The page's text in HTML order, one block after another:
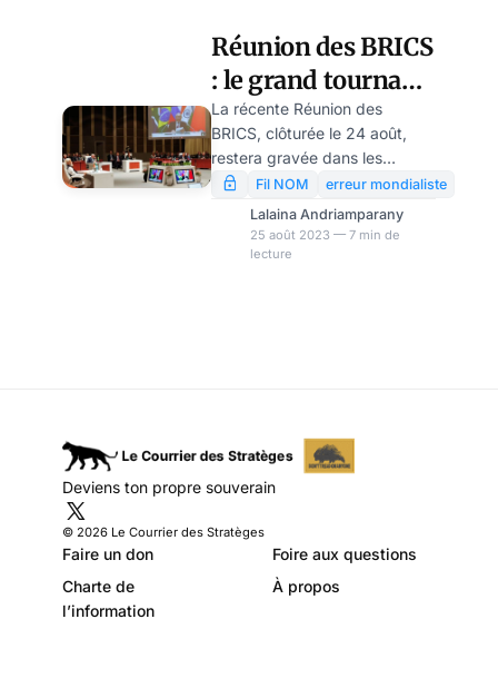
Réunion des BRICS
: le grand tournant,
par Jean
Goychman
La récente Réunion des
BRICS, clôturée le 24 août,
restera gravée dans les
annales. Prévue depuis
longtemps, cette conférence
annuelle, désormais
traditionnelle, se distingue
Fil NOM
erreur mondialiste
Lalaina Andriamparany
25 août 2023 — 7 min de
lecture
Deviens ton propre souverain
© 2026 Le Courrier des Stratèges
Faire un don
Foire aux questions
Charte de
l’information
À propos